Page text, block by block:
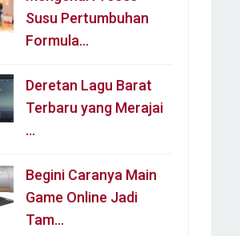
Susu Pertumbuhan
Formula…
Deretan Lagu Barat
Terbaru yang Merajai
…
Begini Caranya Main
Game Online Jadi
Tam…